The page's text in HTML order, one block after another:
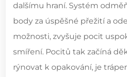
dalšímu hraní. Systém
body za úspěšné přežití a
možnosti, zvyšuje pocit
smíření. Pocitů tak začíná
rýnovat k opakování, je